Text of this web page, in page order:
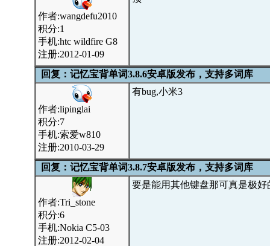
作者:wangdefu2010
积分:1
手机:htc wildfire G8
注册:2012-01-09
回复：记忆宝背单词3.8.6安卓版发布，支持多词库
作者:lipinglai
积分:7
手机:索爱w810
注册:2010-03-29
有bug,小米3
回复：记忆宝背单词3.8.7安卓版发布，支持多词库
作者:Tri_stone
积分:6
手机:Nokia C5-03
注册:2012-02-04
要是能用其他键盘那可真是极好